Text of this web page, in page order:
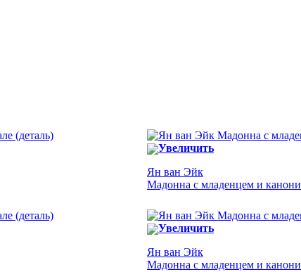
Увеличить
Ян ван Эйк
Мадонна с младенцем и
Увеличить
Ян ван Эйк
Мадонна с младенцем и